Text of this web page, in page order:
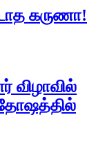
கருணா!
விழாவில்